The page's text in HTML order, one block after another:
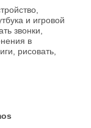
и игровой
звонки,
в
рисовать,